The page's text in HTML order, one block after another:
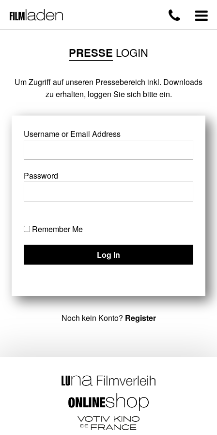
PRESSE LOGIN
Um Zugriff auf unseren Pressebereich inkl. Downloads
zu erhalten, loggen Sie sich bitte ein.
Username or Email Address
Password
Remember Me
Noch kein Konto? Register